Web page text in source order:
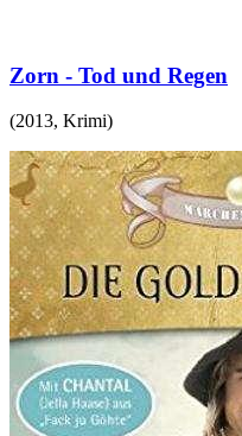
Zorn - Tod und Regen
(2013, Krimi)